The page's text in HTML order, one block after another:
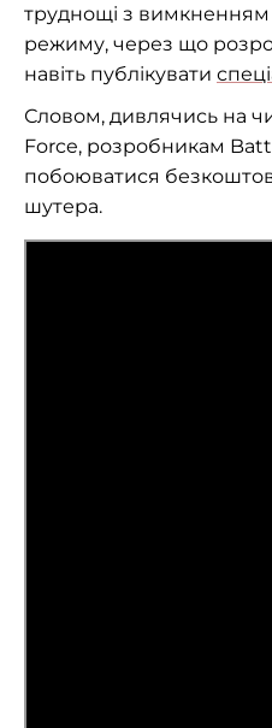
труднощі з
режиму, через що
навіть публікувати
Словом, дивлячись на
Force, розробникам
побоюватися
шутера.